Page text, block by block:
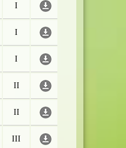
I
I
I
II
II
III